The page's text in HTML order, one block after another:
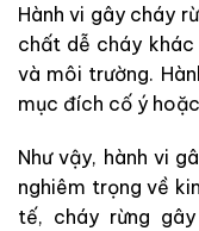
Hành vi gây cháy
chất dễ cháy
và môi trường.
mục đích cố ý
Như vậy, hành vi
nghiêm trọng về
tế, cháy rừng